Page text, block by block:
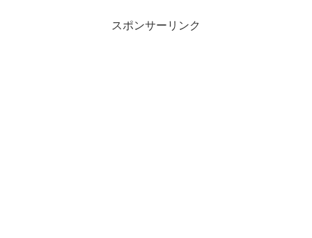
スポンサーリンク